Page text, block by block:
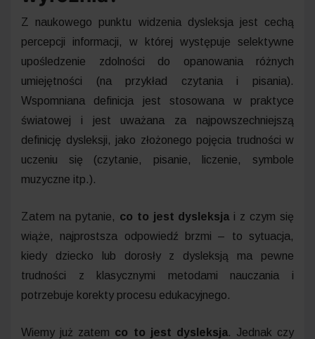
Z naukowego punktu widzenia dysleksja jest cechą
percepcji informacji, w której występuje selektywne
upośledzenie zdolności do opanowania różnych
umiejętności (na przykład czytania i pisania).
Wspomniana definicja jest stosowana w praktyce
światowej i jest uważana za najpowszechniejszą
definicję dysleksji, jako złożonego pojęcia trudności w
uczeniu się (czytanie, pisanie, liczenie, symbole
muzyczne itp.).
Zatem na pytanie, co to jest dysleksja i z czym się
wiąże, najprostsza odpowiedź brzmi – to sytuacja,
kiedy dziecko lub dorosły z dysleksją ma pewne
trudności z klasycznymi metodami nauczania i
potrzebuje korekty procesu edukacyjnego.
Wiemy już zatem co to jest dysleksja. Jednak czy